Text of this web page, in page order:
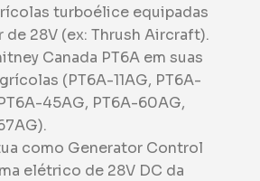
turboélice equipadas
28V (ex: Thrush Aircraft).
Canada PT6A em suas
(PT6A-11AG, PT6A-
45AG, PT6A-60AG,
como Generator Control
elétrico de 28V DC da